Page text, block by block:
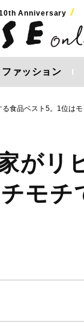
Anniversary
ファッション
食品ベスト5。1位はモ
がリ
モチ